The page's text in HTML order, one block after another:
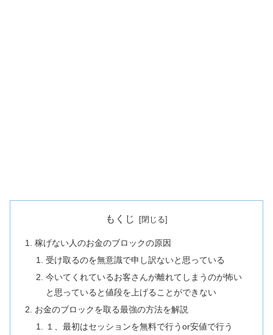
もくじ
稼げない人のお金のブロックの原因
受け取るのを無意識で申し訳ないと思っている
今いてくれているお客さんが離れてしまうのが怖い
と思っていると値段を上げることができない
お金のブロックを取る最強の方法を解説
１、最初はセッションを無料で行うor安値で行う